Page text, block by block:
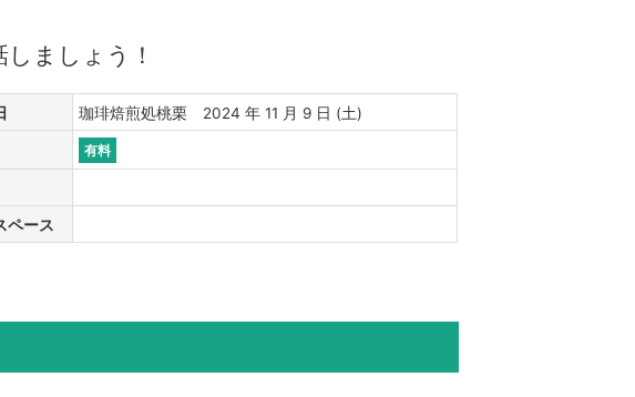
ましょう！
珈琲焙煎処桃栗 2024 年 11 月 9 日 (土)
有料
ペース